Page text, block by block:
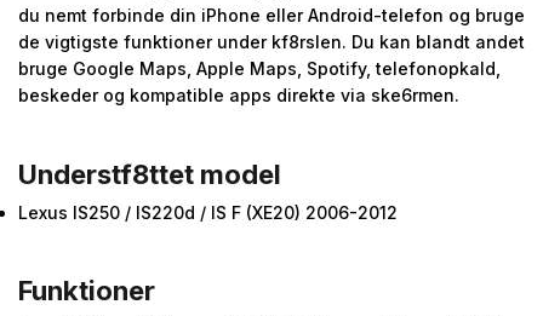
du nemt forbinde din iPhone eller Android-telefon og bruge
de vigtigste funktioner under kf8rslen. Du kan blandt andet
bruge Google Maps, Apple Maps, Spotify, telefonopkald,
beskeder og kompatible apps direkte via ske6rmen.
Understf8ttet model
Lexus IS250 / IS220d / IS F (XE20) 2006-2012
Funktioner